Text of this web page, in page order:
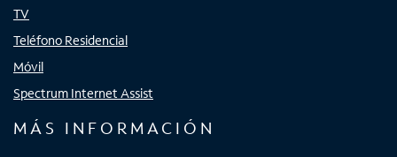
TV
Teléfono Residencial
Móvil
Spectrum Internet Assist
MÁS INFORMACIÓN